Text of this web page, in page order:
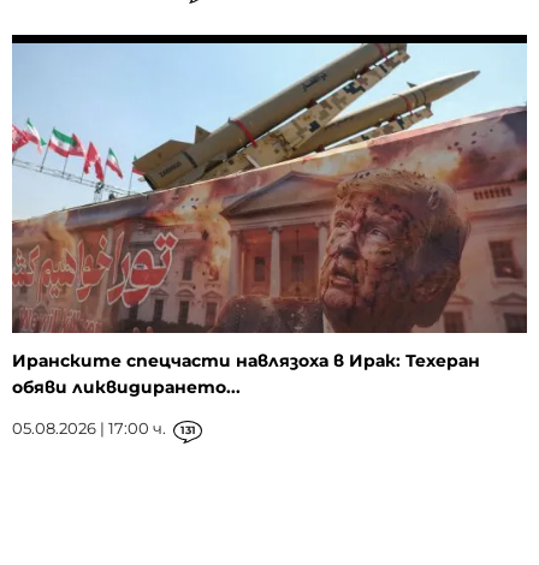
Иранските спецчасти навлязоха в Ирак: Техеран
обяви ликвидирането...
05.08.2026 | 17:00 ч. 131